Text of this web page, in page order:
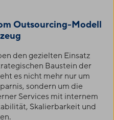
Outsourcing-Modell
den gezielten Einsatz
Baustein der
es nicht mehr nur um
sondern um die
Services mit internem
Skalierbarkeit und